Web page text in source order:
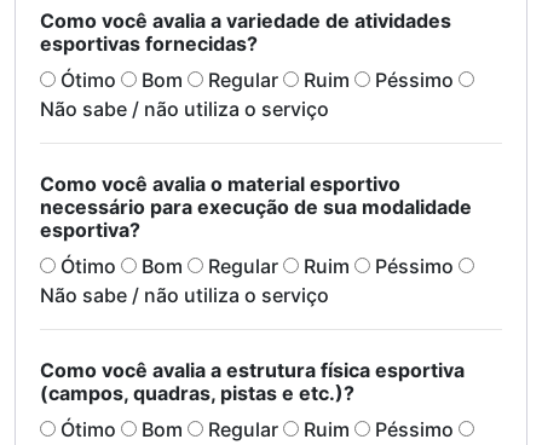
Como você avalia a variedade de atividades
esportivas fornecidas?
Ótimo
Bom Regular Ruim
Péssimo
Não sabe / não utiliza o serviço
Como você avalia o material esportivo
necessário para execução de sua modalidade
esportiva?
Ótimo
Bom Regular Ruim
Péssimo
Não sabe / não utiliza o serviço
Como você avalia a estrutura física esportiva
(campos, quadras, pistas e etc.)?
Ótimo
Bom Regular Ruim
Péssimo